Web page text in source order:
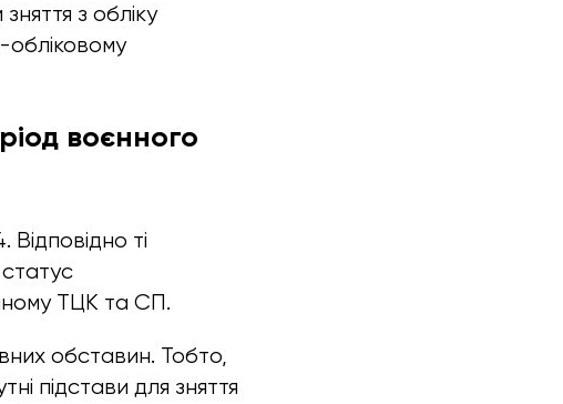
з обліку
обліковому
воєнного
ті
статус
ТЦК та СП.
обставин. Тобто,
підстави для зняття